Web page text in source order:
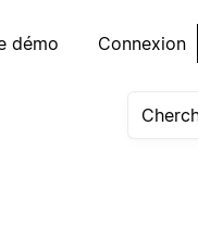
démo Connexion